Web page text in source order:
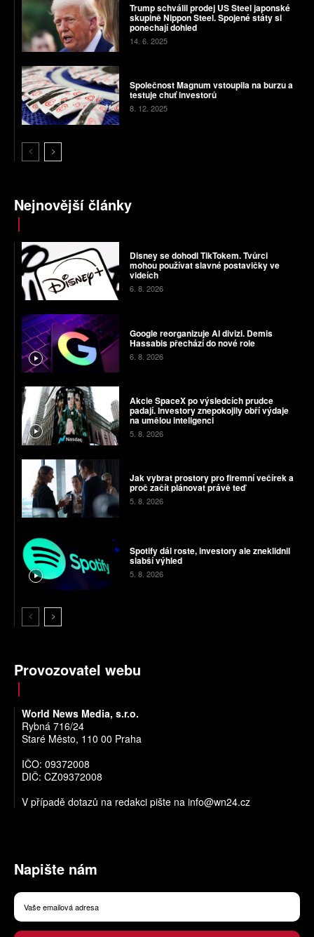
Trump schválil prodej US Steel japonské
skupině Nippon Steel. Spojené státy si
ponechají dohled
14. 6. 2025
Společnost Magnum vstoupila na burzu a
testuje chuť investorů
8. 12. 2025
Nejnovější články
Disney se dohodl TikTokem. Tvůrci
mohou používat slavné postavičky ve
videích
6. 8. 2026
Google reorganizuje AI divizi. Demis
Hassabis přechází do nové role
6. 8. 2026
Akcie SpaceX po výsledcích prudce
padají. Investory znepokojily obří výdaje
na umělou inteligenci
5. 8. 2026
Jak vybrat prostory pro firemní večírek a
proč začít plánovat právě teď
5. 8. 2026
Spotify dál roste, investory ale zneklidnil
slabší výhled
5. 8. 2026
Provozovatel webu
World News Media, s.r.o.
Rybná 716/24
Staré Město, 110 00 Praha
IČO: 09372008
DIČ: CZ09372008
V případě dotazů na redakci pište na info@wn24.cz
Napište nám